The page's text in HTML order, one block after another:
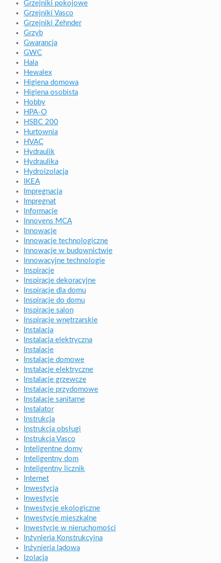
Grzejniki pokojowe
Grzejniki Vasco
Grzejniki Zehnder
Grzyb
Gwarancja
GWC
Hala
Hewalex
Higiena domowa
Higiena osobista
Hobby
HPA-O
HSBC 200
Hurtownia
HVAC
Hydraulik
Hydraulika
Hydroizolacja
IKEA
Impregnacja
Impregnat
Informacje
Innovens MCA
Innowacje
Innowacje technologiczne
Innowacje w budownictwie
Innowacyjne technologie
Inspiracje
Inspiracje dekoracyjne
Inspiracje dla domu
Inspiracje do domu
Inspiracje salon
Inspiracje wnętrzarskie
Instalacja
Instalacja elektryczna
Instalacje
Instalacje domowe
Instalacje elektryczne
Instalacje grzewcze
Instalacje przydomowe
Instalacje sanitarne
Instalator
Instrukcja
Instrukcja obsługi
Instrukcja Vasco
Inteligentne domy
Inteligentny dom
Inteligentny licznik
Internet
Inwestycja
Inwestycje
Inwestycje ekologiczne
Inwestycje mieszkalne
Inwestycje w nieruchomości
Inżynieria Konstrukcyjna
Inżynieria lądowa
Izolacja